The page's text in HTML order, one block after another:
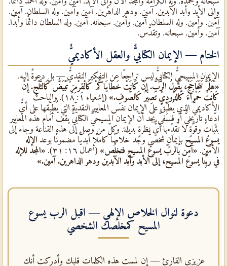
وإلى الأبد وأبد الآبدين. آمين. ودهر الداهرين. آمين وآمين. وله السلطان. آمين.
آمين. وأمين. وله السلطان. آمين. وأمين. سبحانه. آمين. وله السلطان دائمًا وأبدًا.
آمين. وأمين. سبحانه. وتقدَّس.
الختام — الإيمان الكتابيٌّ والعقل الأكاديميٌّ
الإيمان المسيحيٌّ الكتابيٌّ ليس تراجعًا عن التفكير النقديٌّ — بل دعوةٌ إليه.
«هَلُمَّ نَتَحَاجَجْ، يَقُولُ الرَّبُّ. إِنْ كَانَتْ خَطَايَاكُمْ كَالْقِرْمِزِ تَبْيَضُّ كَالثَّلْجِ. إِنْ
كَانَتْ حَمْرَاءَ كَالدُّودِيِّ تَصِيرُ كَالصُّوفِ.»
(إشعياء ١: ١٨). والباحث
الأكاديميٌّ الذي يُطبِّق على الإيمان نفس المعايير النقديّة التي يُطبِّقها على أيٌّ
ادِّعاءٍ تاريخيٌّ أو فلسفيٌّ يجد أنّ الإيمان المسيحيٌّ الكتابيٌّ يقف أمام هذه المعايير
بثباتٍ وقوّةٍ لا تُقدِّمها أيٌّ نظرةٍ بديلة. وكلّ من وصل إلى هذه القناعة وجاء إلى
يسوع المسيح بإيمانٍ شخصيٌّ وجد خلاصًا كاملًا أبديًّا مضمونًا بوعد الإله
الأمين. «آمِن بالربّ يسوع المسيح فتخلُص» (أعمال ١٦: ٣١).
«المجد للإله
في ربِّنا يسوع المسيح، إلى الأبد وأبد الآبدين ودهر الداهرين. آمين.»
دعوة لنوال الخلاص الإلهي — اقبل الرب يسوع
المسيح كمخلصك الشخصي
عزيزي القارئ — إن لمست هذه الكلمات قلبك وأدركت أنك